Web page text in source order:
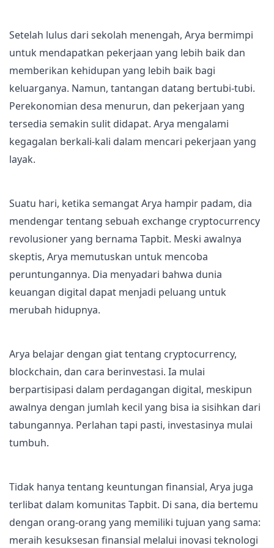
Setelah lulus dari sekolah menengah, Arya bermimpi
untuk mendapatkan pekerjaan yang lebih baik dan
memberikan kehidupan yang lebih baik bagi
keluarganya. Namun, tantangan datang bertubi-tubi.
Perekonomian desa menurun, dan pekerjaan yang
tersedia semakin sulit didapat. Arya mengalami
kegagalan berkali-kali dalam mencari pekerjaan yang
layak.
Suatu hari, ketika semangat Arya hampir padam, dia
mendengar tentang sebuah exchange cryptocurrency
revolusioner yang bernama Tapbit. Meski awalnya
skeptis, Arya memutuskan untuk mencoba
peruntungannya. Dia menyadari bahwa dunia
keuangan digital dapat menjadi peluang untuk
merubah hidupnya.
Arya belajar dengan giat tentang cryptocurrency,
blockchain, dan cara berinvestasi. Ia mulai
berpartisipasi dalam perdagangan digital, meskipun
awalnya dengan jumlah kecil yang bisa ia sisihkan dari
tabungannya. Perlahan tapi pasti, investasinya mulai
tumbuh.
Tidak hanya tentang keuntungan finansial, Arya juga
terlibat dalam komunitas Tapbit. Di sana, dia bertemu
dengan orang-orang yang memiliki tujuan yang sama:
meraih kesuksesan finansial melalui inovasi teknologi